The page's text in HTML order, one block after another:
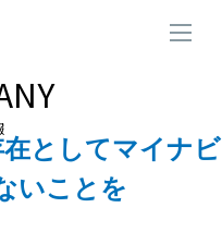
在としてマイナビ
いことを